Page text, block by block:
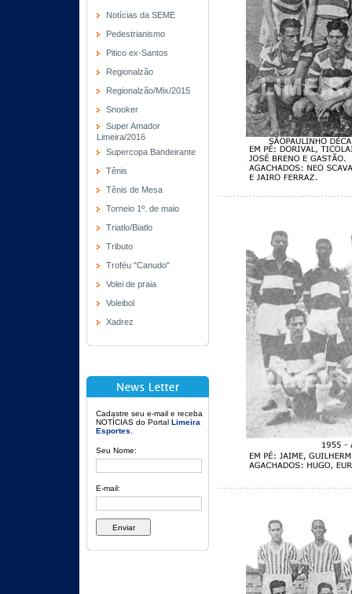
Notícias da SEME
Pedestrianismo
Pitico ex-Santos
Regionalzão
Regionalzão/Mix/2015
Snooker
Super Amador
Limeira/2016
Supercopa Bandeirante
Tênis
Tênis de Mesa
Torneio 1º. de maio
Triatlo/Biatlo
Tributo
Troféu "Canudo"
Volei de praia
Voleibol
Xadrez
Cadastre seu e-mail e receba
NOTÍCIAS do Portal Limeira
Esportes
Seu Nome:
E-mail: